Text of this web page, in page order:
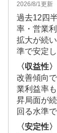
2026/8/1更新
過去12四
率・営業
拡大が続
準で安定
〈収益性〉
改善傾向
業利益率
昇局面が
回る水準
〈安定性〉